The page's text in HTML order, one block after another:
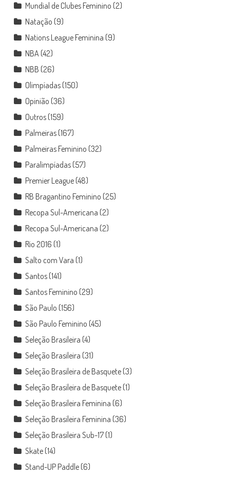
Mundial de Clubes Feminino (2)
Natação (9)
Nations League Feminina (9)
NBA(42)
NBB (26)
Olimpíadas(150)
Opinião (36)
Outros(159)
Palmeiras(167)
Palmeiras Feminino (32)
Paralimpíadas(57)
Premier League(48)
RB Bragantino Feminino (25)
Recopa Sul-Americana (2)
Recopa Sul-Americana (2)
Rio 2016 (1)
Salto com Vara (1)
Santos(141)
Santos Feminino (29)
São Paulo (156)
São Paulo Feminino (45)
Seleção Brasileira (4)
Seleção Brasileira (31)
Seleção Brasileira de Basquete(3)
Seleção Brasileira de Basquete(1)
Seleção Brasileira Feminina (6)
Seleção Brasileira Feminina (36)
Seleção Brasileira Sub-17(1)
Skate(14)
Stand-UP Paddle(6)